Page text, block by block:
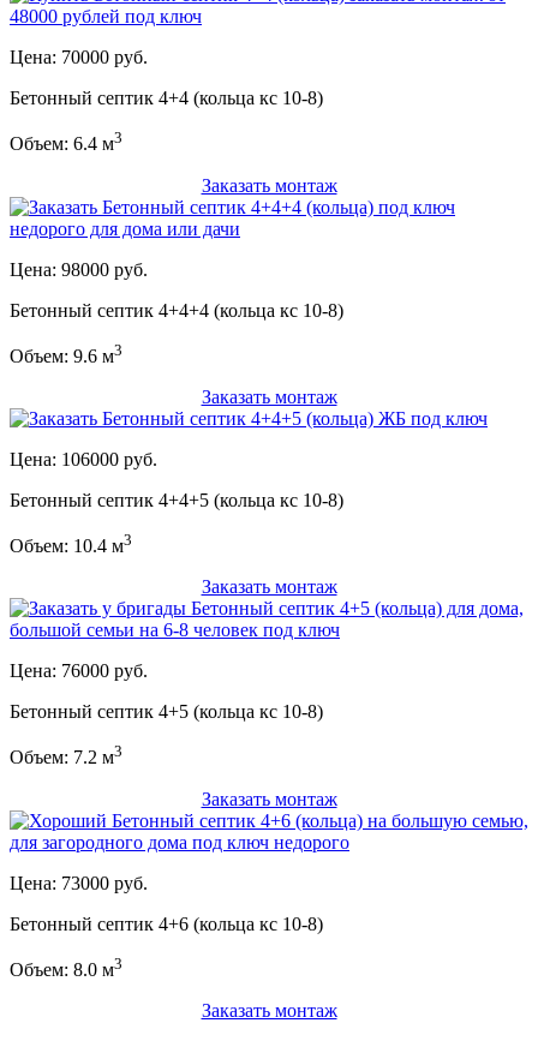
Цена: 70000 руб.
Бетонный септик 4+4 (кольца кс 10-8)
Объем: 6.4 м3
Заказать монтаж
Цена: 98000 руб.
Бетонный септик 4+4+4 (кольца кс 10-8)
Объем: 9.6 м3
Заказать монтаж
Цена: 106000 руб.
Бетонный септик 4+4+5 (кольца кс 10-8)
Объем: 10.4 м3
Заказать монтаж
Цена: 76000 руб.
Бетонный септик 4+5 (кольца кс 10-8)
Объем: 7.2 м3
Заказать монтаж
Цена: 73000 руб.
Бетонный септик 4+6 (кольца кс 10-8)
Объем: 8.0 м3
Заказать монтаж